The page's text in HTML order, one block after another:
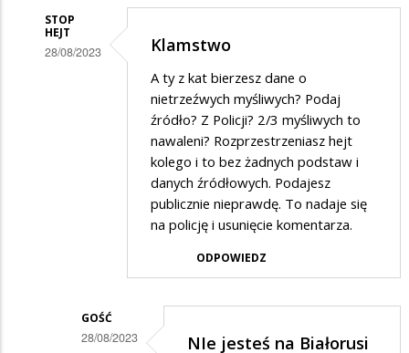
STOP
HEJT
28/08/2023
myśliwi…
Klamstwo
A ty z kat bierzesz dane o
nietrzeźwych myśliwych? Podaj
źródło? Z Policji? 2/3 myśliwych to
nawaleni? Rozprzestrzeniasz hejt
kolego i to bez żadnych podstaw i
danych źródłowych. Podajesz
publicznie nieprawdę. To nadaje się
na policję i usunięcie komentarza.
ODPOWIEDZ
GOŚĆ
28/08/2023
NIe jesteś na Białorusi